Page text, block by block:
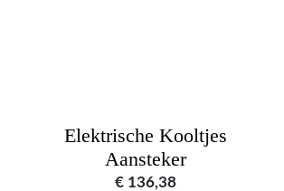
Elektrische Kooltjes
Aansteker
€136,38